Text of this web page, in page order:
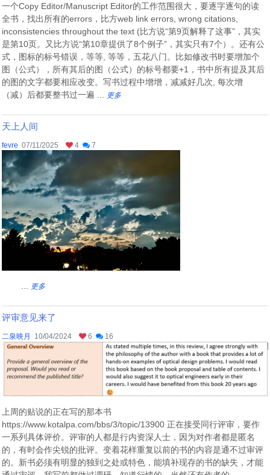
一个Copy Editor/Manuscript Editor的工作范围很大，要逐字逐句的读
全书，找出所有的errors，比方web link errors, wrong citations,
inconsistencies throughout the text (比方说“第9页解释了这事”，其实
是第10页。又比方说“第10章提供了8个例子”，其实只有7个）。还有公
式，图标的标号错误，等等, 等等，五花八门。比如修改书时要增加个
图（公式），所有其后的图（公式）的标号都要+1，书中所有提及其后
的图的文字都要相应改变。写书过程中增增，减减好几次, 每次增
（减）后都要整书过一遍 ...
更多
天上人间
fevre 07/11/2025 4 7
更多
评审意见来了
二泉映月 10/04/2024 6 16
上周的贴说的正在写的那本书
https://www.kotalpa.com/bbs/3/topic/13900 正在接受同行评审，要作
一系列具体评价。评审的人都是行内资深人士，因为对作者都是匿名
的，有时会作尖锐的批评。变着花样重复以前的书的内容是通不过审评
的。新书必须有明显的独到之处或特色，能填补现存的书的缺失，才能